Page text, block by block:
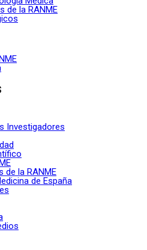
de la RANME
Investigadores
de la RANME
de España